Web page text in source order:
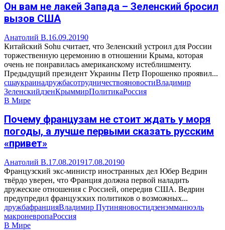
Он вам не лакей Запада – Зеленский бросил
вызов США
Анатолий В.16.09.20190
Китайский Sohu считает, что Зеленский устроил для России
торжественную церемонию в отношении Крыма, которая
очень не понравилась американскому истеблишменту.
Предыдущий президент Украины Петр Порошенко проявил...
сшаукраинадружбасотрудничествояновостиВладимир
ЗеленскийдзенКрыммирПолитикаРоссия
В Мире
Почему французам не стоит ждать у моря
погоды, а лучше первыми сказать русским
«привет»
Анатолий В.17.08.201917.08.20190
Французский экс-министр иностранных дел Юбер Ведрин
твёрдо уверен, что Франция должна первой наладить
дружеские отношения с Россией, опередив США. Ведрин
предупредил французских политиков о возможных...
дружбафранцияВладимир Путиняновостидзенэмманюэль
макроневропаРоссия
В Мире